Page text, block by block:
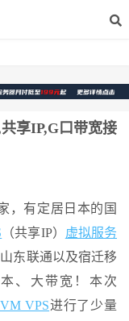
享IP,G口带宽接
，有定居日本的国
（共享IP） 虚拟服务
东联通以及宿迁移
、大带宽！本次
VPS进行了少量